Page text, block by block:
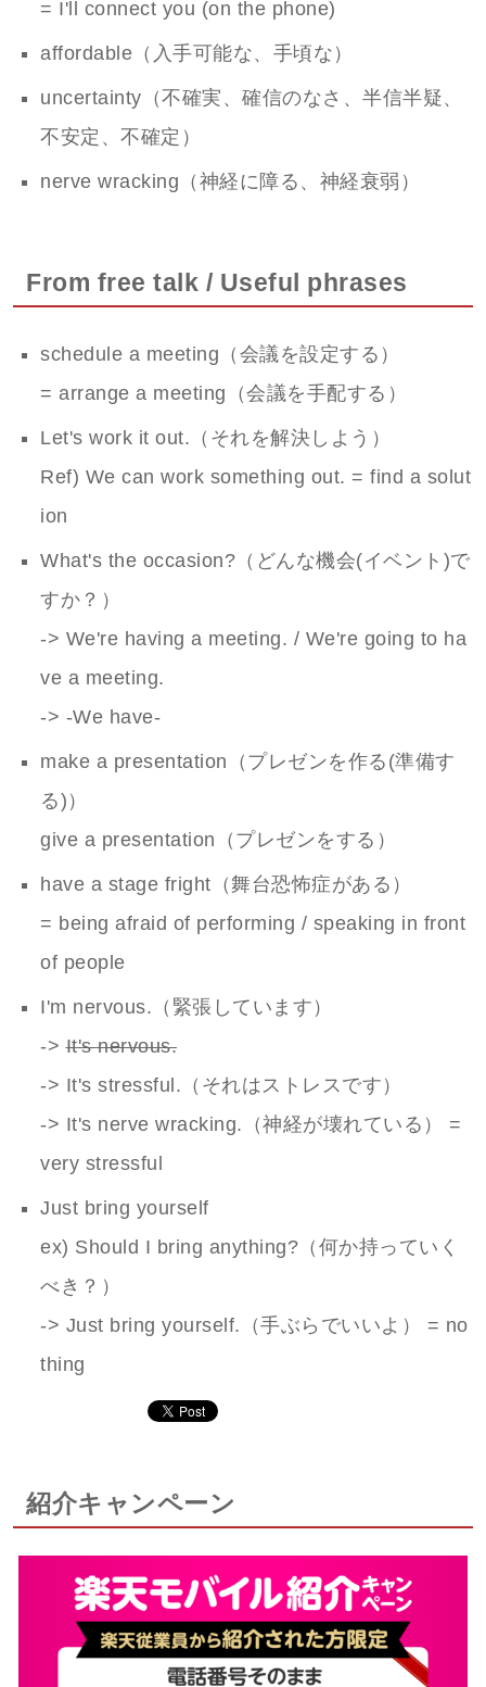
= I'll connect you (on the phone)
affordable（入手可能な、手頃な）
uncertainty（不確実、確信のなさ、半信半疑、
不安定、不確定）
nerve wracking（神経に障る、神経衰弱）
From free talk / Useful phrases
schedule a meeting（会議を設定する）
= arrange a meeting（会議を手配する）
Let's work it out.（それを解決しよう）
Ref) We can work something out. = find a solut
ion
What's the occasion?（どんな機会(イベント)で
すか？）
-> We're having a meeting. / We're going to ha
ve a meeting.
-> -We have-
make a presentation（プレゼンを作る(準備す
る)）
give a presentation（プレゼンをする）
have a stage fright（舞台恐怖症がある）
= being afraid of performing / speaking in front
of people
I'm nervous.（緊張しています）
->It's nervous.
-> It's stressful.（それはストレスです）
-> It's nerve wracking.（神経が壊れている） =
very stressful
Just bring yourself
ex) Should I bring anything?（何か持っていく
べき？）
-> Just bring yourself.（手ぶらでいいよ） = no
thing
紹介キャンペーン